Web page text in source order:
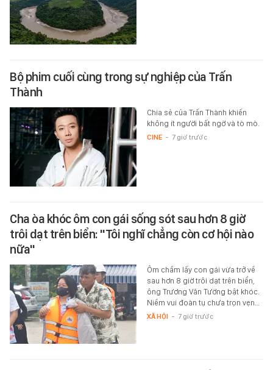
Bộ phim cuối cùng trong sự nghiệp của Trấn
Thành
Chia sẻ của Trấn Thành khiến
không ít người bất ngờ và tò mò.
CINE - 7 giờ trước
Cha òa khóc ôm con gái sống sót sau hơn 8 giờ
trôi dạt trên biển: "Tôi nghĩ chẳng còn cơ hội nào
nữa"
Ôm chầm lấy con gái vừa trở về
sau hơn 8 giờ trôi dạt trên biển,
ông Trương Văn Tường bật khóc.
Niềm vui đoàn tụ chưa trọn vẹn…
XÃ HỘI - 7 giờ trước